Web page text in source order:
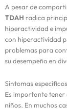
A pesar de
TDAH radica
hiperactividad e
con hiperactividad
problemas para
su desempeño en
Síntomas
Es importante tener
niños. En muchos